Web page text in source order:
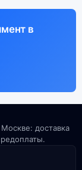
в
доставка